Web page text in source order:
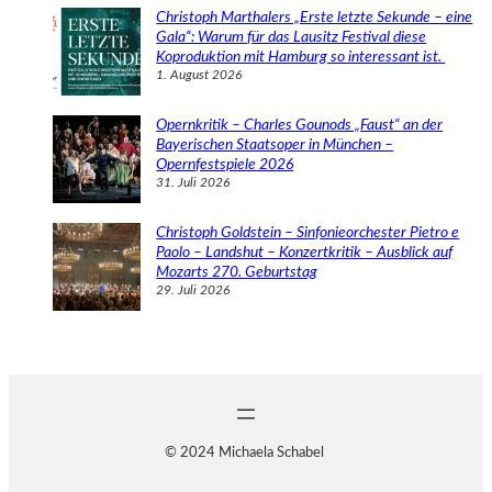
Christoph Marthalers „Erste letzte Sekunde – eine
Gala“: Warum für das Lausitz Festival diese
Koproduktion mit Hamburg so interessant ist.
1. August 2026
Opernkritik – Charles Gounods „Faust“ an der
Bayerischen Staatsoper in München –
Opernfestspiele 2026
31. Juli 2026
Christoph Goldstein – Sinfonieorchester Pietro e
Paolo – Landshut – Konzertkritik – Ausblick auf
Mozarts 270. Geburtstag
29. Juli 2026
© 2024 Michaela Schabel